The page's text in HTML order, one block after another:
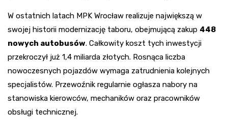
W ostatnich latach MPK Wrocław realizuje największą w
swojej historii modernizację taboru, obejmującą zakup 448
nowych autobusów. Całkowity koszt tych inwestycji
przekroczył już 1,4 miliarda złotych. Rosnąca liczba
nowoczesnych pojazdów wymaga zatrudnienia kolejnych
specjalistów. Przewoźnik regularnie ogłasza nabory na
stanowiska kierowców, mechaników oraz pracowników
obsługi technicznej.